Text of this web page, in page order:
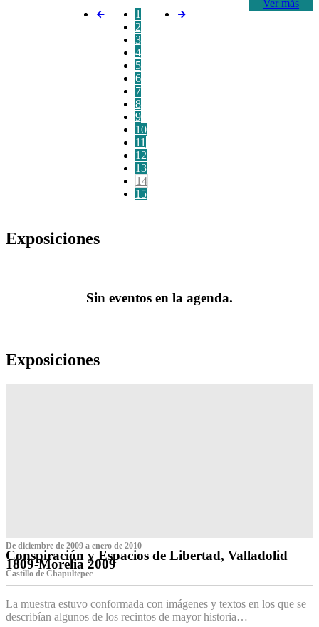
Ver más
1
2
3
4
5
6
7
8
9
10
11
12
13
14
15
Exposiciones
Sin eventos en la agenda.
Exposiciones
De diciembre de 2009 a enero de 2010
Conspiración y Espacios de Libertad, Valladolid
1809-Morelia 2009
Castillo de Chapultepec
La muestra estuvo conformada con imágenes y textos en los que se
describían algunos de los recintos de mayor historia…